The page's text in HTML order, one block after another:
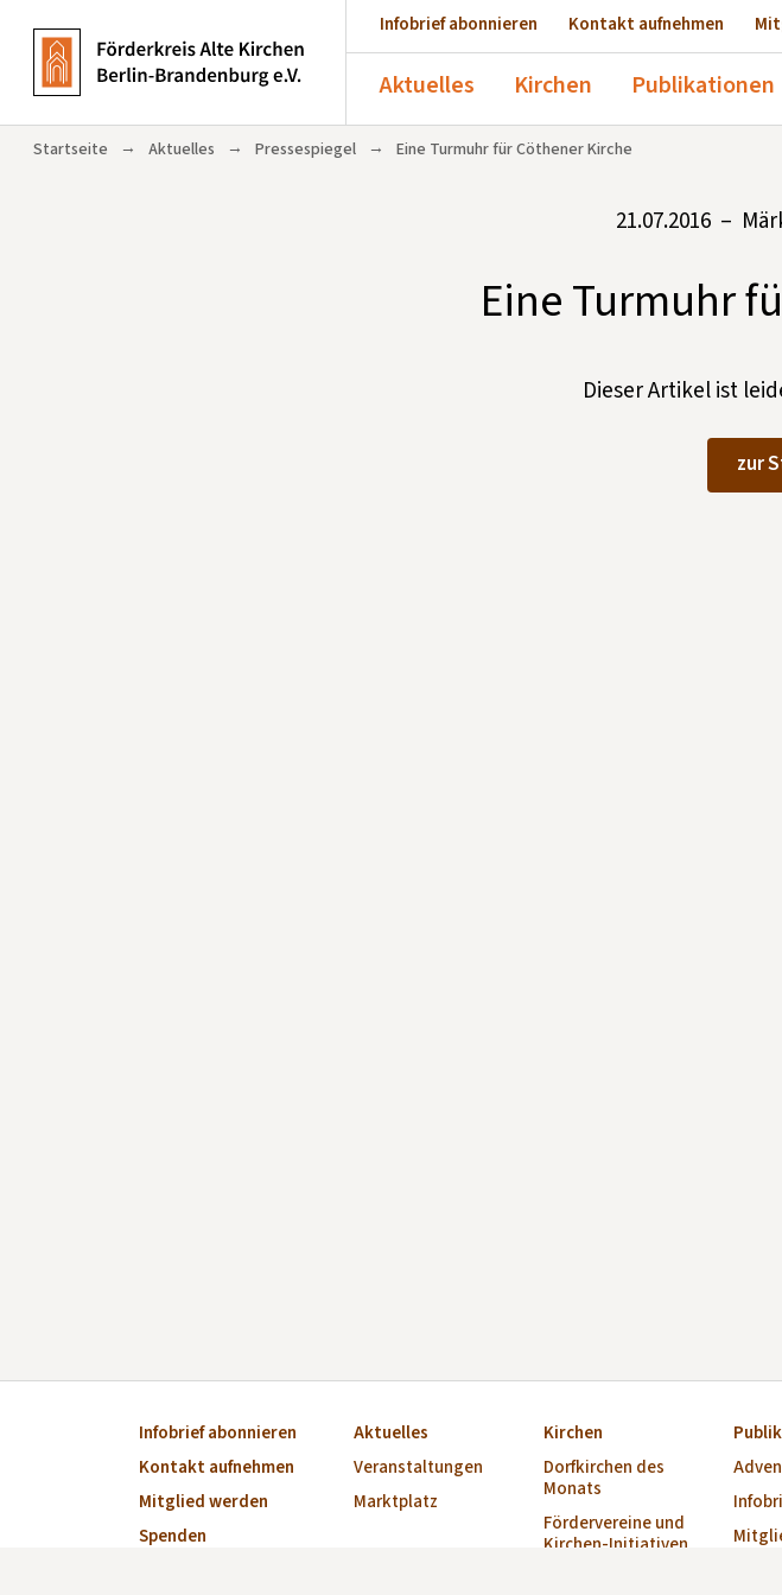
Infobrief abonnieren Kontakt aufnehmen
Aktuelles Kirchen Publikationen
Startseite → Aktuelles → Pressespiegel → Eine Turmuhr für Cöthener Kirche
21.07.2016 –
Eine Turmuhr
Dieser Artikel ist
zur
Infobrief abonnieren
Kontakt aufnehmen
Mitglied werden
Spenden
Aktuelles
Veranstaltungen
Marktplatz
Kirchen
Dorfkirchen des
Monats
Fördervereine und
Kirchen-Initiativen